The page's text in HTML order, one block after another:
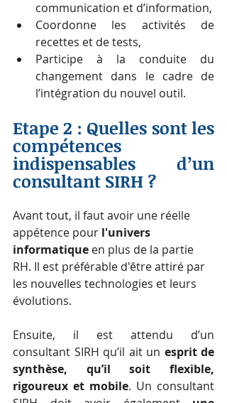
Coordonne les activités de
recettes et de tests,
Participe à la conduite du
changement dans le cadre de
l’intégration du nouvel outil.
Etape 2 : Quelles sont les
compétences
indispensables d’un
consultant SIRH ?
Avant tout, il faut avoir une réelle
appétence pour l'univers
informatique en plus de la partie
RH. Il est préférable d'être attiré par
les nouvelles technologies et leurs
évolutions.
Ensuite, il est attendu d’un
consultant SIRH qu’il ait un esprit de
synthèse, qu’il soit flexible,
rigoureux et mobile. Un consultant